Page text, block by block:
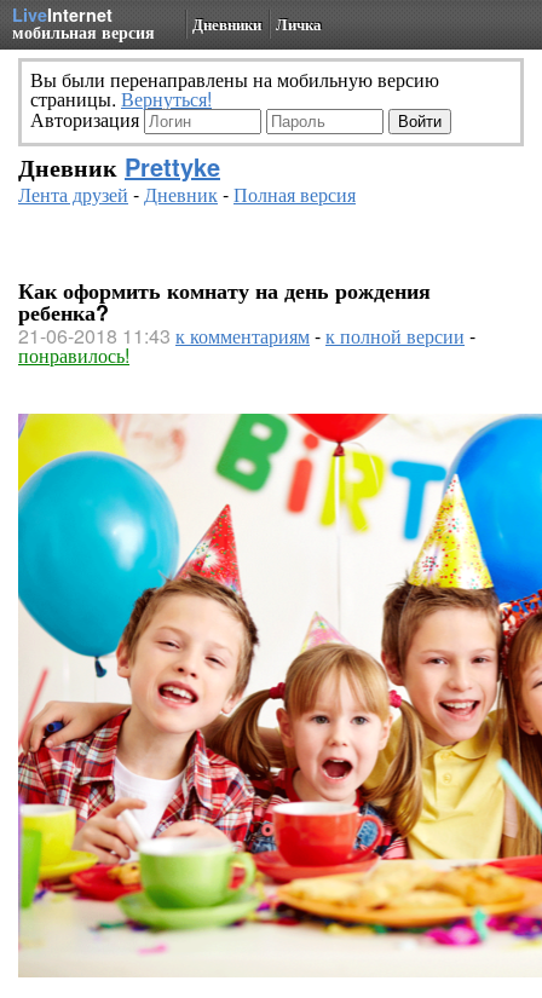
LiveInternet
мобильная версия Дневники Личка
Вы были перенаправлены на мобильную версию
страницы. Вернуться!
Авторизация
Дневник Prettyke
Лента друзей -Дневник-Полная версия
Как оформить комнату на день рождения
ребенка?
21-06-2018 11:43 к комментариям-к полной версии -
понравилось!